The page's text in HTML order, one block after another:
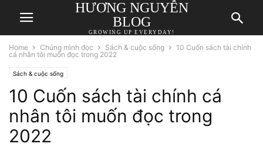
HƯƠNG NGUYỄN
BLOG
GROWING UP EVERYDAY!
Home Chúng mình đọc Sách & cuộc sống
10 Cuốn sách tài chính
cá nhân tôi muốn đọc trong 2022
Sách & cuộc sống
10 Cuốn sách tài chính cá
nhân tôi muốn đọc trong
2022